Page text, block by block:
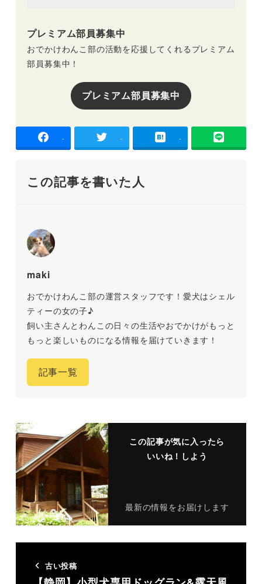
プレミアム部員募集中
おでかけわんこ部の活動を応援してくれるプレミアム
部員募集中！
プレミアム部員募集中
- - -
この記事を書いた人
maki
おでかけわんこ部の運営スタッフです！愛犬はシェル
ティーの女の子♪
飼い主さんとわんこの日々の生活やおでかけがもっと
もっと楽しいものになる情報を届けていきます！
記事一覧
この記事が気に入ったら
いいね！しよう
最新の情報をお届けします
古い投稿